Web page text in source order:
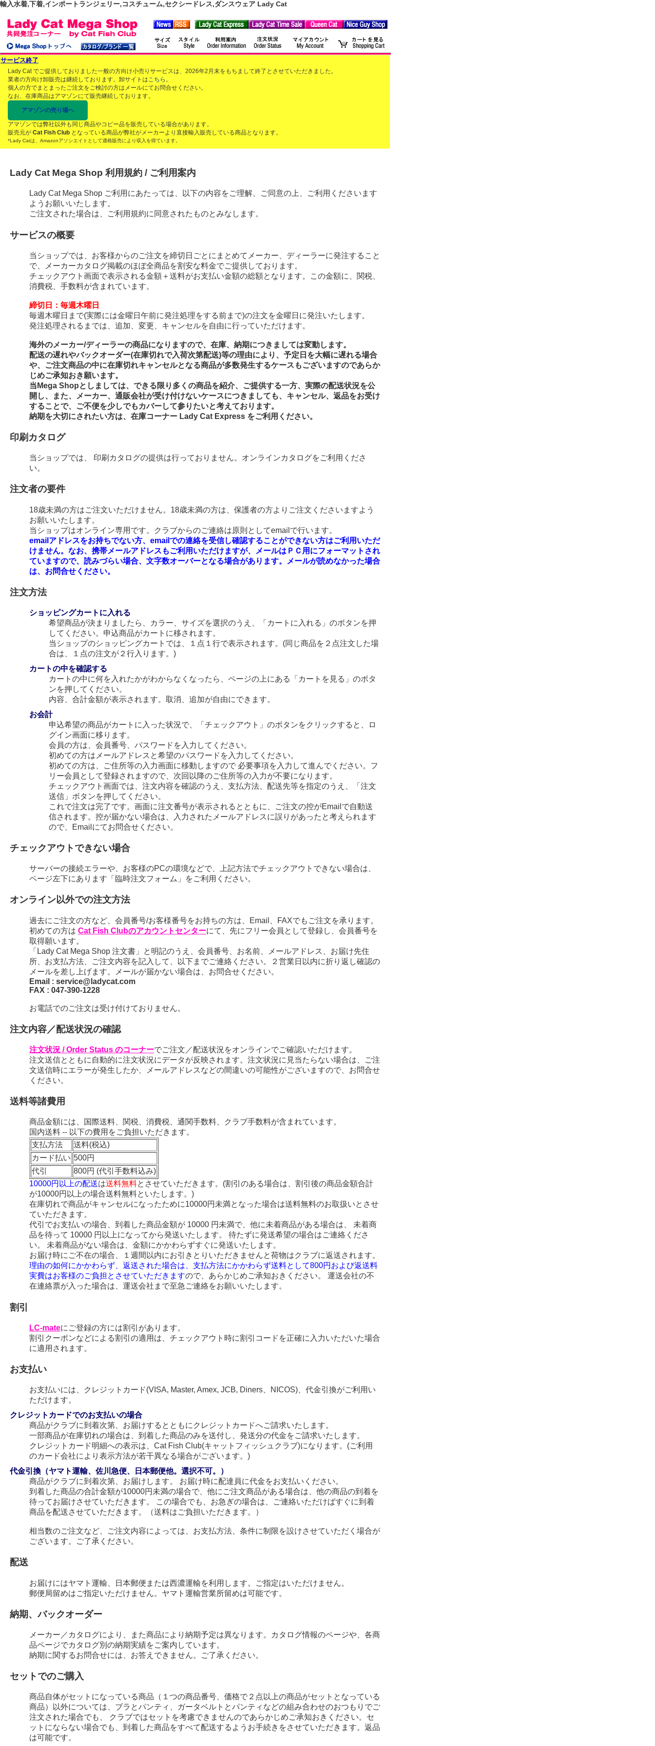
輸入水着,下着,インポートランジェリー,コスチューム,セクシードレス,ダンスウェア Lady Cat
サービス終了
Lady Cat でご提供しておりました一般の方向け小売りサービスは、2026年2月末をもちまして終了とさせていただきました。
業者の方向け卸販売は継続しております。卸サイトはこちら 。
個人の方でまとまったご注文をご検討の方はメールにてお問合せください。
なお、在庫商品はアマゾンにて販売継続しております。
アマゾンの売り場へ
アマゾンでは弊社以外も同じ商品やコピー品を販売している場合があります。
販売元が Cat Fish Club となっている商品が弊社がメーカーより直接輸入販売している商品となります。
*Lady Catは、Amazonアソシエイトとして適格販売により収入を得ています。
Lady Cat Mega Shop 利用規約 / ご利用案内
Lady Cat Mega Shop ご利用にあたっては、以下の内容をご理解、ご同意の上、ご利用くださいます
ようお願いいたします。
ご注文された場合は、ご利用規約に同意されたものとみなします。
サービスの概要
当ショップでは、お客様からのご注文を締切日ごとにまとめてメーカー、ディーラーに発注すること
で、メーカーカタログ掲載のほぼ全商品を割安な料金でご提供しております。
チェックアウト画面で表示される金額＋送料がお支払い金額の総額となります。この金額に、関税、
消費税、手数料が含まれています。
締切日：毎週木曜日
毎週木曜日まで(実際には金曜日午前に発注処理をする前まで)の注文を金曜日に発注いたします。
発注処理されるまでは、追加、変更、キャンセルを自由に行っていただけます。
海外のメーカー/ディーラーの商品になりますので、在庫、納期につきましては変動します。
配送の遅れやバックオーダー(在庫切れで入荷次第配送)等の理由により、予定日を大幅に遅れる場合
や、ご注文商品の中に在庫切れキャンセルとなる商品が多数発生するケースもございますのであらか
じめご承知おき願います。
当Mega Shopとしましては、できる限り多くの商品を紹介、ご提供する一方、実際の配送状況を公
開し、また、メーカー、通販会社が受け付けないケースにつきましても、キャンセル、返品をお受け
することで、ご不便を少しでもカバーして参りたいと考えております。
納期を大切にされたい方は、在庫コーナー Lady Cat Express をご利用ください。
印刷カタログ
当ショップでは、 印刷カタログの提供は行っておりません。オンラインカタログをご利用くださ
い。
注文者の要件
18歳未満の方はご注文いただけません。18歳未満の方は、保護者の方よりご注文くださいますよう
お願いいたします。
当ショップはオンライン専用です。クラブからのご連絡は原則としてemailで行います。
emailアドレスをお持ちでない方、emailでの連絡を受信し確認することができない方はご利用いただ
けません。なお、携帯メールアドレスもご利用いただけますが、メールはＰＣ用にフォーマットされ
ていますので、読みづらい場合、文字数オーバーとなる場合があります。メールが読めなかった場合
は、お問合せください。
注文方法
ショッピングカートに入れる
希望商品が決まりましたら、カラー、サイズを選択のうえ、「カートに入れる」のボタンを押
してください。申込商品がカートに移されます。
当ショップのショッピングカートでは、１点１行で表示されます。(同じ商品を２点注文した場
合は、１点の注文が２行入ります。)
カートの中を確認する
カートの中に何を入れたかがわからなくなったら、ページの上にある「カートを見る」のボタ
ンを押してください。
内容、合計金額が表示されます。取消、追加が自由にできます。
お会計
申込希望の商品がカートに入った状況で、「チェックアウト」のボタンをクリックすると、ロ
グイン画面に移ります。
会員の方は、会員番号、パスワードを入力してください。
初めての方はメールアドレスと希望のパスワードを入力してください。
初めての方は、ご住所等の入力画面に移動しますので 必要事項を入力して進んでください。フ
リー会員として登録されますので、次回以降のご住所等の入力が不要になります。
チェックアウト画面では、注文内容を確認のうえ、支払方法、配送先等を指定のうえ、「注文
送信」ボタンを押してください。
これで注文は完了です。画面に注文番号が表示されるとともに、ご注文の控がEmailで自動送
信されます。控が届かない場合は、入力されたメールアドレスに誤りがあったと考えられます
ので、Emailにてお問合せください。
チェックアウトできない場合
サーバーの接続エラーや、お客様のPCの環境などで、上記方法でチェックアウトできない場合は、
ページ左下にあります「臨時注文フォーム」をご利用ください。
オンライン以外での注文方法
過去にご注文の方など、会員番号/お客様番号をお持ちの方は、Email、FAXでもご注文を承ります。
初めての方は Cat Fish Clubのアカウントセンターにて、先にフリー会員として登録し、会員番号を
取得願います。
「Lady Cat Mega Shop 注文書」と明記のうえ、会員番号、お名前、メールアドレス、お届け先住
所、お支払方法、ご注文内容を記入して、以下までご連絡ください。２営業日以内に折り返し確認の
メールを差し上げます。メールが届かない場合は、お問合せください。
Email : service@ladycat.com
FAX : 047-390-1228
お電話でのご注文は受け付けておりません。
注文内容／配送状況の確認
注文状況 / Order Status のコーナーでご注文／配送状況をオンラインでご確認いただけます。
注文送信とともに自動的に注文状況にデータが反映されます。注文状況に見当たらない場合は、ご注
文送信時にエラーが発生したか、メールアドレスなどの間違いの可能性がございますので、お問合せ
ください。
送料等諸費用
商品金額には、国際送料、関税、消費税、通関手数料、クラブ手数料が含まれています。
国内送料 -- 以下の費用をご負担いただきます。
支払方法
送料(税込)
カード払い 500円
代引
800円 (代引手数料込み)
10000円以上の配送は送料無料とさせていただきます。(割引のある場合は、割引後の商品金額合計
が10000円以上の場合送料無料といたします。)
在庫切れで商品がキャンセルになったために10000円未満となった場合は送料無料のお取扱いとさせ
ていただきます。
代引でお支払いの場合、到着した商品金額が 10000 円未満で、他に未着商品がある場合は、 未着商
品を待って 10000 円以上になってから発送いたします。 待たずに発送希望の場合はご連絡くださ
い。 未着商品がない場合は、金額にかかわらずすぐに発送いたします。
お届け時にご不在の場合、１週間以内にお引きとりいただきませんと荷物はクラブに返送されます。
理由の如何にかかわらず、返送された場合は、支払方法にかかわらず送料として800円および返送料
実費はお客様のご負担とさせていただきますので、あらかじめご承知おきください。 運送会社の不
在連絡票が入った場合は、運送会社まで至急ご連絡をお願いいたします。
割引
LC-mateにご登録の方には割引があります。
割引クーポンなどによる割引の適用は、チェックアウト時に割引コードを正確に入力いただいた場合
に適用されます。
お支払い
お支払いには、クレジットカード(VISA, Master, Amex, JCB, Diners、NICOS)、代金引換がご利用い
ただけます。
クレジットカードでのお支払いの場合
商品がクラブに到着次第、お届けするとともにクレジットカードへご請求いたします。
一部商品が在庫切れの場合は、到着した商品のみを送付し、発送分の代金をご請求いたします。
クレジットカード明細への表示は、Cat Fish Club(キャットフィッシュクラブ)になります。(ご利用
のカード会社により表示方法が若干異なる場合がございます。)
代金引換（ヤマト運輸、佐川急便、日本郵便他。選択不可。）
商品がクラブに到着次第、お届けします。 お届け時に配達員に代金をお支払いください。
到着した商品の合計金額が10000円未満の場合で、他にご注文商品がある場合は、他の商品の到着を
待ってお届けさせていただきます。 この場合でも、お急ぎの場合は、ご連絡いただけばすぐに到着
商品を配送させていただきます。（送料はご負担いただきます。）
相当数のご注文など、ご注文内容によっては、お支払方法、条件に制限を設けさせていただく場合が
ございます。ご了承ください。
配送
お届けにはヤマト運輸、日本郵便または西濃運輸を利用します。ご指定はいただけません。
郵便局留めはご指定いただけません。ヤマト運輸営業所留めは可能です。
納期、バックオーダー
メーカー／カタログにより、また商品により納期予定は異なります。カタログ情報のページや、各商
品ページでカタログ別の納期実績をご案内しています。
納期に関するお問合せには、お答えできません。ご了承ください。
セットでのご購入
商品自体がセットになっている商品（１つの商品番号、価格で２点以上の商品がセットとなっている
商品）以外については、ブラとパンティ、ガータベルトとパンティなどの組み合わせのおつもりでご
注文された場合でも、 クラブではセットを考慮できませんのであらかじめご承知おきください。セ
ットにならない場合でも、到着した商品をすべて配送するようお手続きをさせていただきます。返品
は可能です。